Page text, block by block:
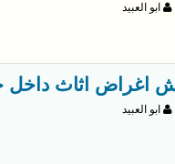
ابو العبيد
اثاث داخل حي
ابو العبيد